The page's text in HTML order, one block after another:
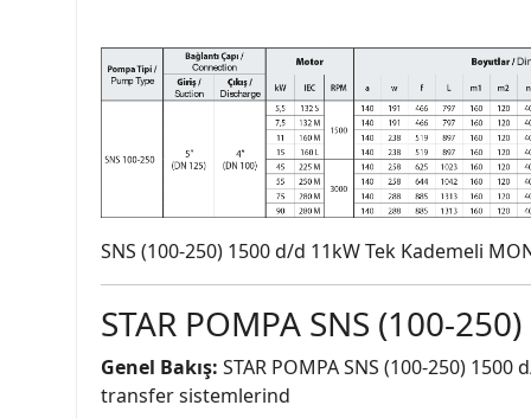
SNS (100-250) 1500 d/d 11kW Tek Kademeli
STAR POMPA SNS (100-
Genel Bakış: STAR POMPA SNS (100-250)
transfer sistemlerind